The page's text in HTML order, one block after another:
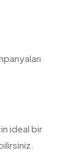
ideal bir